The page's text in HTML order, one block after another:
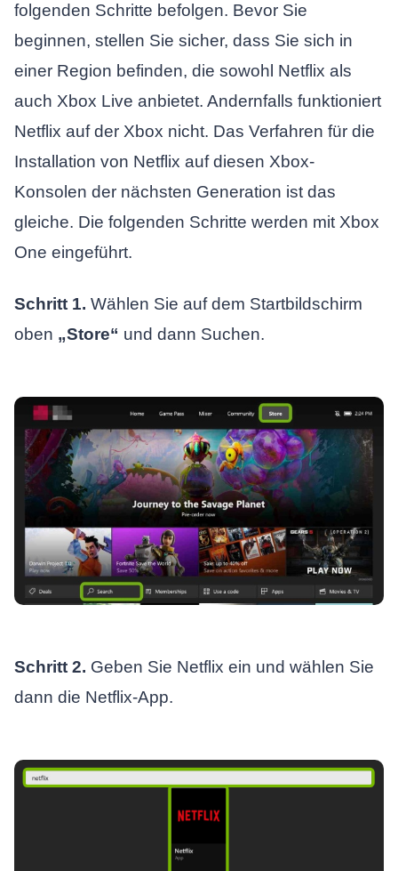
folgenden Schritte befolgen. Bevor Sie
beginnen, stellen Sie sicher, dass Sie sich in
einer Region befinden, die sowohl Netflix als
auch Xbox Live anbietet. Andernfalls funktioniert
Netflix auf der Xbox nicht. Das Verfahren für die
Installation von Netflix auf diesen Xbox-
Konsolen der nächsten Generation ist das
gleiche. Die folgenden Schritte werden mit Xbox
One eingeführt.
Schritt 1. Wählen Sie auf dem Startbildschirm
oben „Store“ und dann Suchen.
Schritt 2. Geben Sie Netflix ein und wählen Sie
dann die Netflix-App.